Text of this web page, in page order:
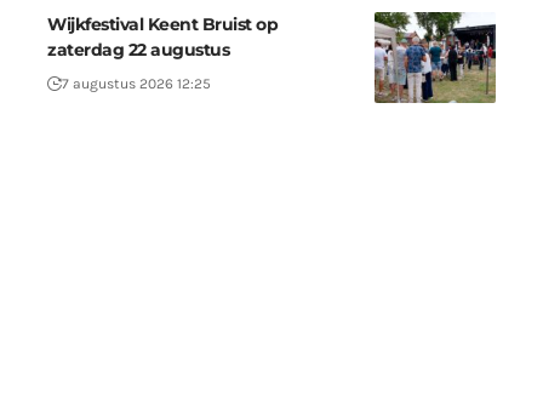
Wijkfestival Keent Bruist op
zaterdag 22 augustus
7 augustus 2026 12:25